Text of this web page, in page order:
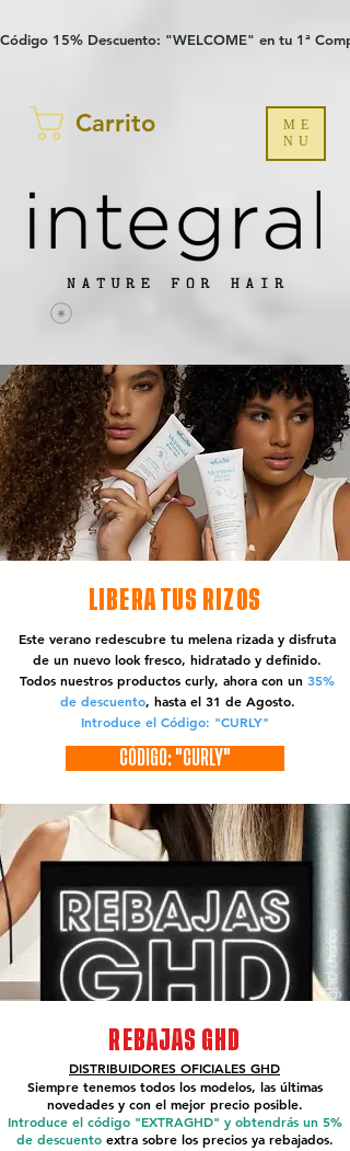
Código 15% Descuento: "WELCOME" en tu 1ª
Carrito
ME
NU
LIBERA TUS RIZOS
Este verano redescubre tu melena rizada y disfruta
de un nuevo look fresco, hidratado y definido.
Todos nuestros productos curly, ahora con un 35%
de descuento, hasta el 31 de Agosto.
Introduce el Código: "CURLY"
CÓDIGO: "CURLY"
REBAJAS GHD
DISTRIBUIDORES OFICIALES GHD
Siempre tenemos todos los modelos, las últimas
novedades y con el mejor precio posible.
Introduce el código "EXTRAGHD" y obtendrás un 5%
de descuento extra sobre los precios ya rebajados.